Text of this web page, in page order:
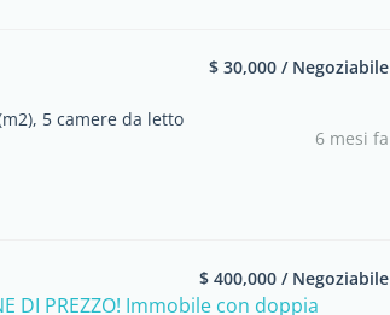
$ 30,000 / Negoziabile
5 camere da letto
6 mesi fa
$ 400,000 / Negoziabile
DI PREZZO! Immobile con doppia